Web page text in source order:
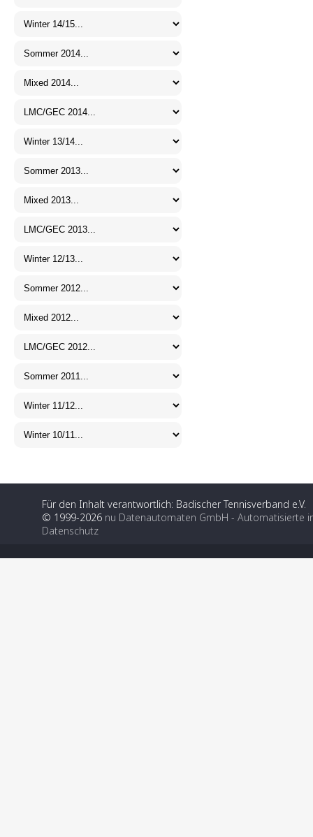
Für den Inhalt verantwortlich: Badischer Tennisverband e.V.
© 1999-2026 nu Datenautomaten GmbH - Automatisierte
Datenschutz